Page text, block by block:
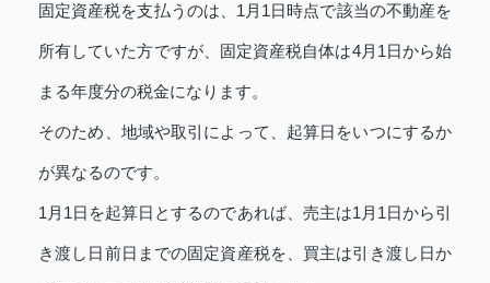
固定資産税を支払うのは、1月1日時点で該当の不動産を
所有していた方ですが、固定資産税自体は4月1日から始
まる年度分の税金になります。
そのため、地域や取引によって、起算日をいつにするか
が異なるのです。
1月1日を起算日とするのであれば、売主は1月1日から引
き渡し日前日までの固定資産税を、買主は引き渡し日か